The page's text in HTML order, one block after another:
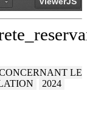
LE
2024